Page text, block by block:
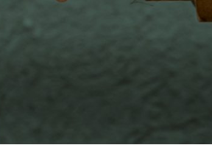
per uscirne.